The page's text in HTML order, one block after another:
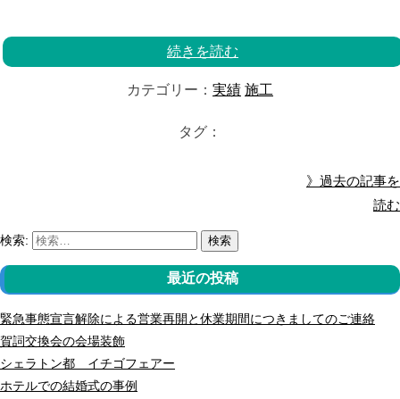
続きを読む
カテゴリー： 実績 施工
タグ：
》過去の記事を
読む
検索: 検索
最近の投稿
緊急事態宣言解除による営業再開と休業期間につきましてのご連絡
賀詞交換会の会場装飾
シェラトン都 イチゴフェアー
ホテルでの結婚式の事例